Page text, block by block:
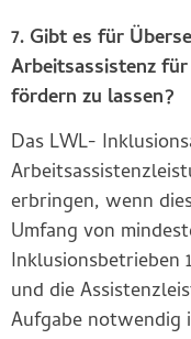
7. Gibt es für
Arbeitsassistenz
fördern zu lassen?
Das LWL-
erbringen, wenn
Umfang von
Inklusionsbetrieben
und die
Aufgabe notwendig